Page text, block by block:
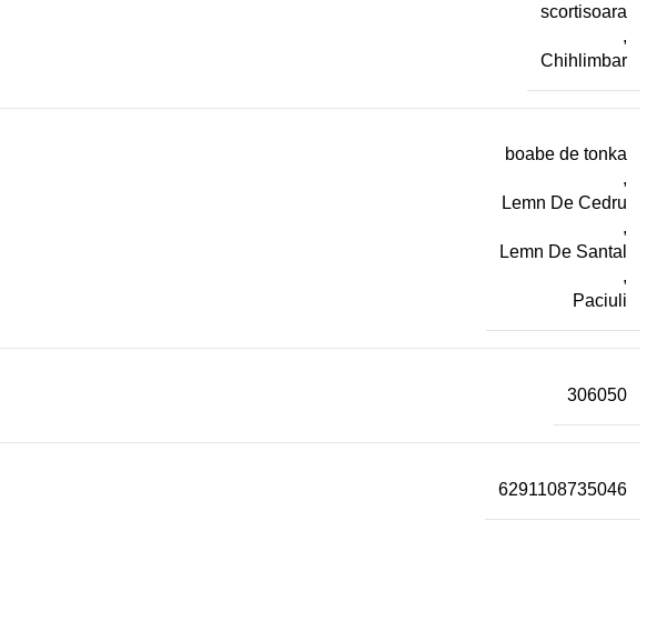
scortisoara
,
Chihlimbar
boabe de tonka
,
Lemn De Cedru
,
Lemn De Santal
,
Paciuli
306050
6291108735046